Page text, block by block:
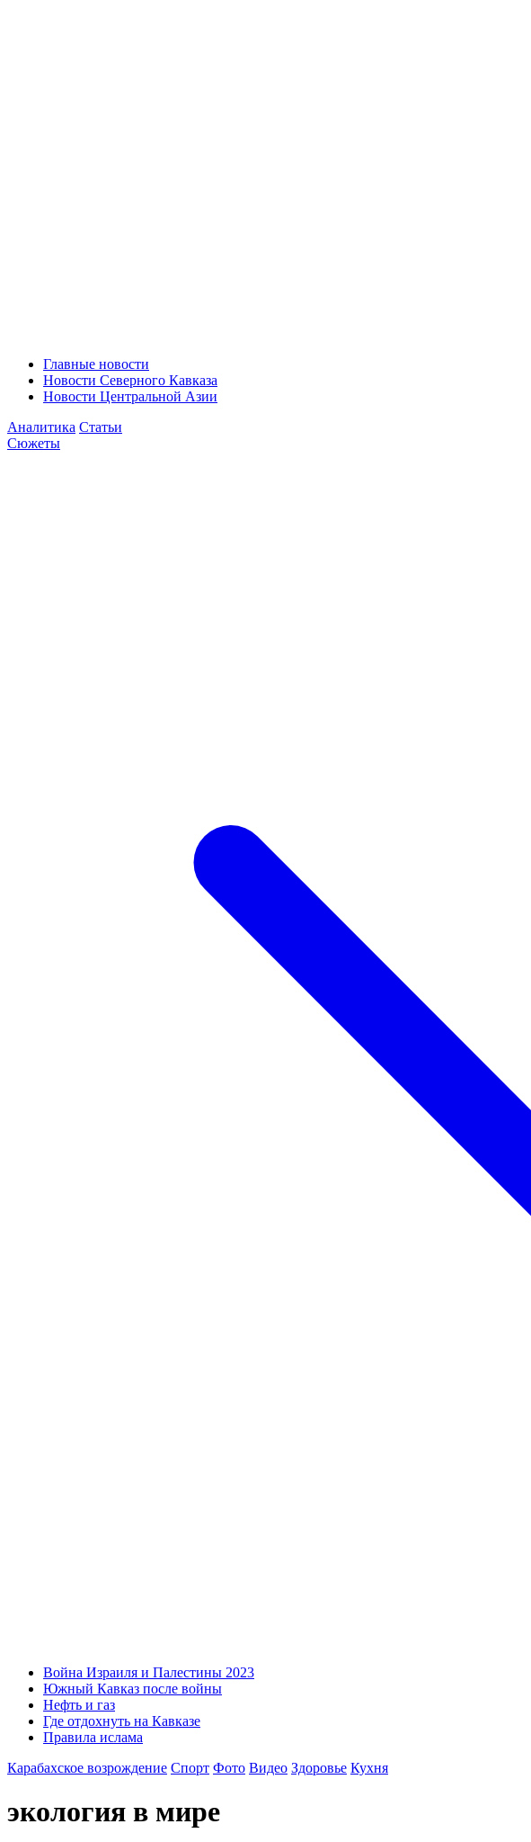
Главные новости
Новости Северного Кавказа
Новости Центральной Азии
Аналитика Статьи
Сюжеты
Война Израиля и Палестины 2023
Южный Кавказ после войны
Нефть и газ
Где отдохнуть на Кавказе
Правила ислама
Карабахское возрождение Спорт Фото Видео Здоровье Кухня
экология в мире